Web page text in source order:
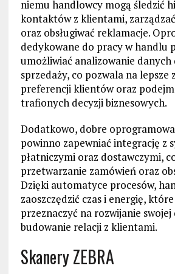
niemu handlowcy mogą śledzić
kontaktów z klientami,
oraz obsługiwać reklamacje.
dedykowane do pracy w handlu
umożliwiać analizowanie
sprzedaży, co pozwala na lepsze
preferencji klientów oraz
trafionych decyzji biznesowych.
Dodatkowo, dobre
powinno zapewniać integrację z
płatniczymi oraz dostawczymi,
przetwarzanie zamówień oraz
Dzięki automatyce procesów,
zaoszczędzić czas i energię,
przeznaczyć na rozwijanie swojej
budowanie relacji z klientami.
Skanery ZEBRA